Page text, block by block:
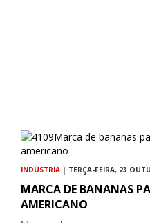
INDÚSTRIA | TERÇA-FEIRA, 23
MARCA DE BANANAS
AMERICANO